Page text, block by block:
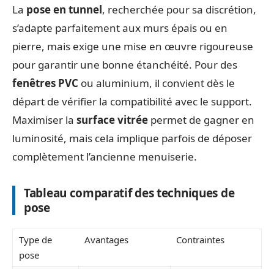
La pose en tunnel, recherchée pour sa discrétion,
s’adapte parfaitement aux murs épais ou en
pierre, mais exige une mise en œuvre rigoureuse
pour garantir une bonne étanchéité. Pour des
fenêtres PVC ou aluminium, il convient dès le
départ de vérifier la compatibilité avec le support.
Maximiser la surface vitrée permet de gagner en
luminosité, mais cela implique parfois de déposer
complètement l’ancienne menuiserie.
Tableau comparatif des techniques de
pose
Type de
pose
Avantages Contraintes